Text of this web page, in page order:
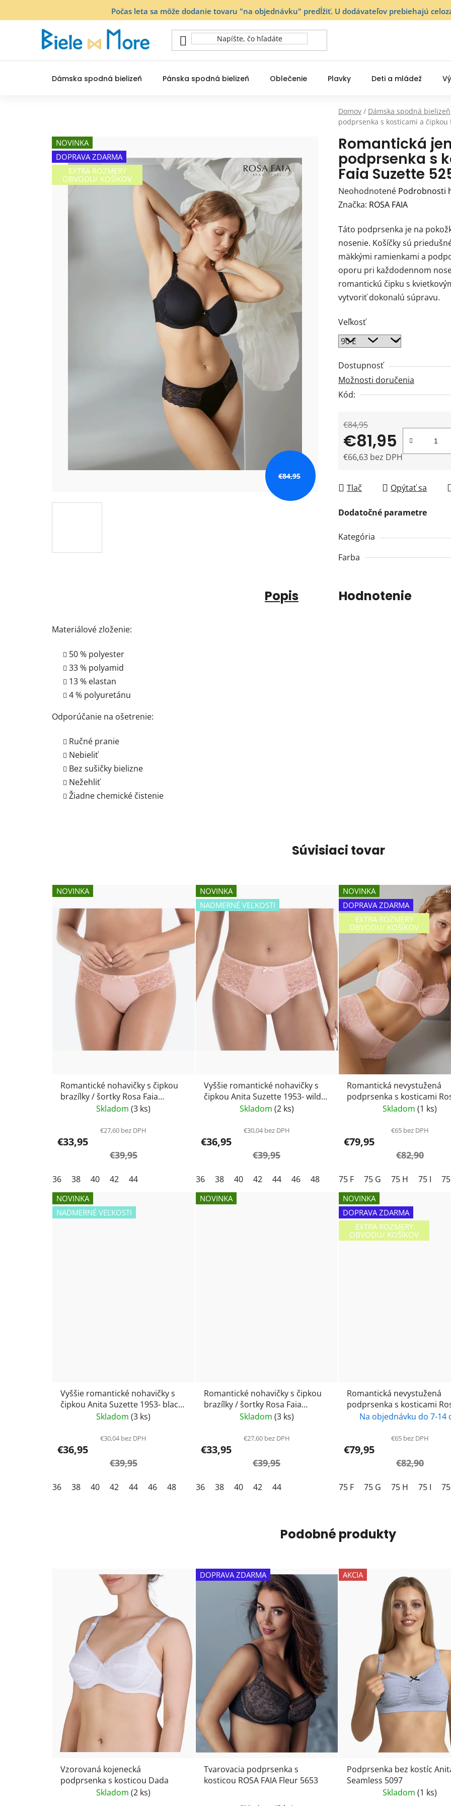
Počas leta sa môže dodanie tovaru "na objednávku" predĺžiť. U dodávateľov prebiehajú
Dámska spodná bielizeň Pánska spodná bielizeň Oblečenie Plavky Deti a mládež
Domov / Dámska spodná bielizeň
podprsenka s kosticami a čipkou
Romantická
podprsenka s
Faia Suzette
Priemerné
hodnotenie
je
0,0
z
5
hviezdičiek.
Neohodnotené Podrobnosti
Značka: ROSA FAIA
Táto podprsenka je na
nosenie. Košíčky sú
mäkkými ramienkami a
oporu pri každodennom
romantickú čipku s
vytvoriť dokonalú súpravu.
Veľkosť
Dostupnosť
Možnosti doručenia
Kód:
€84,95
€81,95
€66,63 bez DPH
Tlač Opýtať sa
Dodatočné parametre
Kategória
Farba
NOVINKA
DOPRAVA ZDARMA
EXTRA ROZMERY
OBVODU/ KOŠÍKOV
€84,95
Popis Hodnotenie
Materiálové zloženie:
50 % polyester
33 % polyamid
13 % elastan
4 % polyuretánu
Odporúčanie na ošetrenie:
Ručné pranie
Nebieliť
Bez sušičky bielizne
Nežehliť
Žiadne chemické čistenie
Súvisiaci tovar
NOVINKA
Romantické nohavičky s čipkou
brazílky / šortky Rosa Faia
Suzette 1952- wild rose
Skladom(3 ks)
€27,60 bez DPH
€33,95
€39,95
36 38 40 42 44
NOVINKA
NADMERNÉ VEĽKOSTI
Vyššie romantické nohavičky s
čipkou Anita Suzette 1953- wild
Skladom (2 ks)
€30,04 bez DPH
€36,95
€39,95
36 38 40 42 44 46 48
NOVINKA
DOPRAVA ZDARMA
EXTRA ROZMERY
OBVODU/ KOŠÍKOV
Romantická nevystužená
podprsenka s kosticami Rosa
Faia-Suzette 5253- wild rose
Skladom(1 ks)
€65 bez DPH
€79,95
€82,90
75 F 75 G 75 H 75 I 75
NOVINKA
NADMERNÉ VEĽKOSTI
Vyššie romantické nohavičky s
čipkou Anita Suzette 1953- black
Skladom(3 ks)
€30,04 bez DPH
€36,95
€39,95
36 38 40 42 44 46 48
NOVINKA
Romantické nohavičky s čipkou
brazílky / šortky Rosa Faia
Suzette 1952- black / čierna
Skladom (3 ks)
€27,60 bez DPH
€33,95
€39,95
36 38 40 42 44
NOVINKA
DOPRAVA ZDARMA
EXTRA ROZMERY
OBVODU/ KOŠÍKOV
Romantická nevystužená
podprsenka s kosticami Rosa
Faia-Suzette 5253- black /
Na objednávku do 7-14
€65 bez DPH
€79,95
€82,90
75 F 75 G 75 H 75 I 75
Podobné produkty
Vzorovaná kojenecká
podprsenka s kosticou Dada
Skladom(2 ks)
DOPRAVA ZDARMA
Tvarovacia podprsenka s
kosticou ROSA FAIA Fleur 5653
AKCIA
Podprsenka bez kostíc
Seamless 5097
Skladom(1 ks)